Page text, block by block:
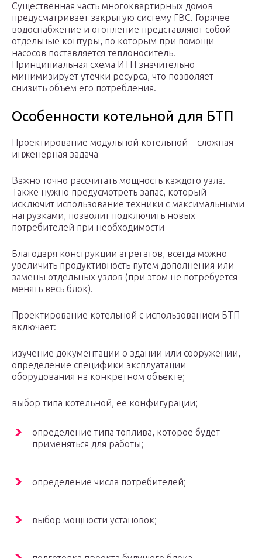
Существенная часть многоквартирных домов
предусматривает закрытую систему ГВС. Горячее
водоснабжение и отопление представляют собой
отдельные контуры, по которым при помощи
насосов поставляется теплоноситель.
Принципиальная схема ИТП значительно
минимизирует утечки ресурса, что позволяет
снизить объем его потребления.
Особенности котельной для БТП
Проектирование модульной котельной – сложная
инженерная задача
Важно точно рассчитать мощность каждого узла.
Также нужно предусмотреть запас, который
исключит использование техники с максимальными
нагрузками, позволит подключить новых
потребителей при необходимости
Благодаря конструкции агрегатов, всегда можно
увеличить продуктивность путем дополнения или
замены отдельных узлов (при этом не потребуется
менять весь блок).
Проектирование котельной с использованием БТП
включает:
изучение документации о здании или сооружении,
определение специфики эксплуатации
оборудования на конкретном объекте;
выбор типа котельной, ее конфигурации;
определение типа топлива, которое будет
применяться для работы;
определение числа потребителей;
выбор мощности установок;